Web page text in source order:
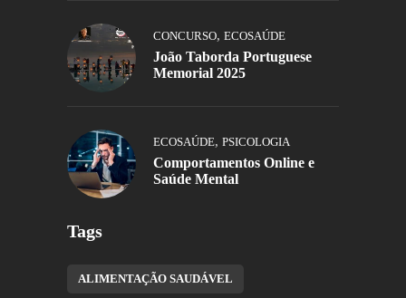
CONCURSO, ECOSAÚDE
João Taborda Portuguese
Memorial 2025
ECOSAÚDE, PSICOLOGIA
Comportamentos Online e
Saúde Mental
Tags
ALIMENTAÇÃO SAUDÁVEL